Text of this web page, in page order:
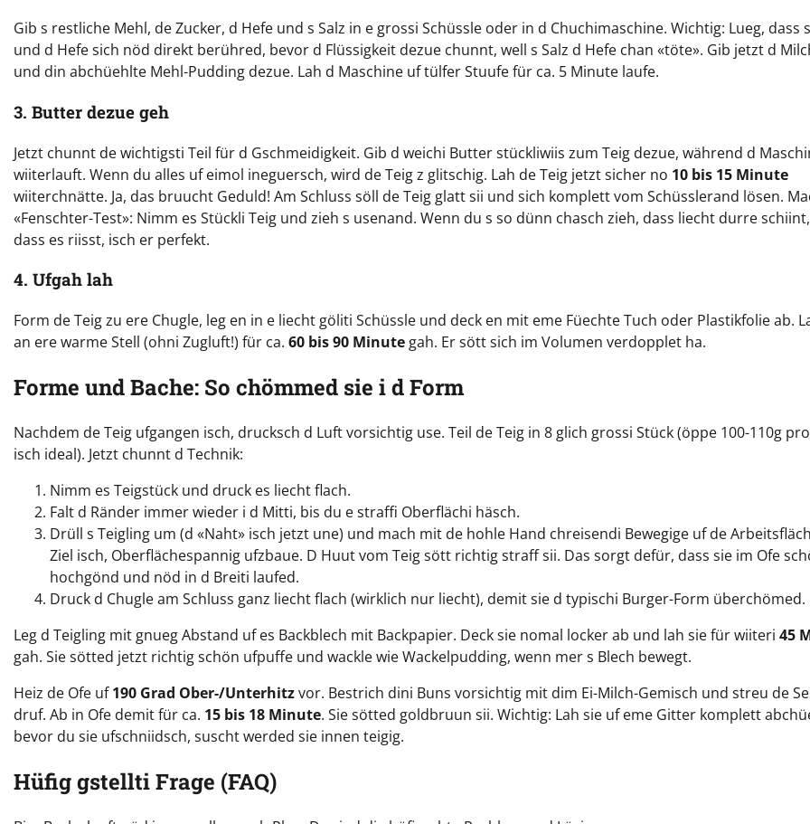
Gib s restliche Mehl, de Zucker, d Hefe und s Salz in e grossi Schüssle oder in d Chuchimaschine. Wichtig: Lueg, dass
und d Hefe sich nöd direkt berühred, bevor d Flüssigkeit dezue chunnt, well s Salz d Hefe chan «töte». Gib jetzt d
und din abchüehlte Mehl-Pudding dezue. Lah d Maschine uf tülfer Stuufe für ca. 5 Minute laufe.
3. Butter dezue geh
Jetzt chunnt de wichtigsti Teil für d Gschmeidigkeit. Gib d weichi Butter stückliwiis zum Teig dezue, während d
wiiterlauft. Wenn du alles uf eimol ineguersch, wird de Teig z glitschig. Lah de Teig jetzt sicher no 10 bis 15 Minute
wiiterchnätte. Ja, das bruucht Geduld! Am Schluss söll de Teig glatt sii und sich komplett vom Schüsslerand lösen.
«Fenschter-Test»: Nimm es Stückli Teig und zieh s usenand. Wenn du s so dünn chasch zieh, dass liecht durre
dass es riisst, isch er perfekt.
4. Ufgah lah
Form de Teig zu ere Chugle, leg en in e liecht göliti Schüssle und deck en mit eme Füechte Tuch oder Plastikfolie ab.
an ere warme Stell (ohni Zugluft!) für ca. 60 bis 90 Minute gah. Er sött sich im Volumen verdopplet ha.
Forme und Bache: So chömmed sie i d Form
Nachdem de Teig ufgangen isch, drucksch d Luft vorsichtig use. Teil de Teig in 8 glich grossi Stück (öppe 100-110g
isch ideal). Jetzt chunnt d Technik:
Nimm es Teigstück und druck es liecht flach.
Falt d Ränder immer wieder i d Mitti, bis du e straffi Oberflächi häsch.
Drüll s Teigling um (d «Naht» isch jetzt une) und mach mit de hohle Hand chreisendi Bewegige uf de
Ziel isch, Oberflächespannig ufzbaue. D Huut vom Teig sött richtig straff sii. Das sorgt defür, dass sie im Ofe
hochgönd und nöd in d Breiti laufed.
Druck d Chugle am Schluss ganz liecht flach (wirklich nur liecht), demit sie d typischi Burger-Form überchömed.
Leg d Teigling mit gnueg Abstand uf es Backblech mit Backpapier. Deck sie nomal locker ab und lah sie für wiiteri 45
gah. Sie sötted jetzt richtig schön ufpuffe und wackle wie Wackelpudding, wenn mer s Blech bewegt.
Heiz de Ofe uf190 Grad Ober-/Unterhitzvor. Bestrich dini Buns vorsichtig mit dim Ei-Milch-Gemisch und streu de
druf. Ab in Ofe demit für ca. 15 bis 18 Minute. Sie sötted goldbruun sii. Wichtig: Lah sie uf eme Gitter komplett
bevor du sie ufschniidsch, suscht werded sie innen teigig.
Hüfig gstellti Frage (FAQ)